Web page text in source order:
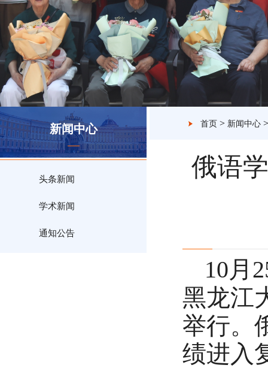
新闻中心
头条新闻
学术新闻
通知公告
首页 > 新闻中心
俄语
10月
黑龙江
举行。
绩进入